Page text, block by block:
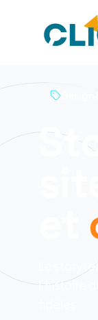
Le
l'histoire